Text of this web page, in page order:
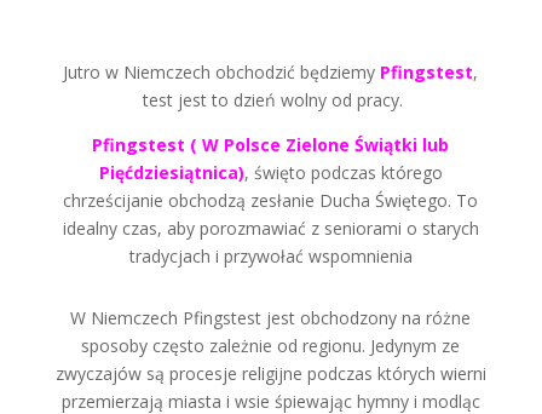
Jutro w Niemczech obchodzić będziemy Pfingstest,
test jest to dzień wolny od pracy.
Pfingstest ( W Polsce Zielone Świątki lub
Pięćdziesiątnica), święto podczas którego
chrześcijanie obchodzą zesłanie Ducha Świętego. To
idealny czas, aby porozmawiać z seniorami o starych
tradycjach i przywołać wspomnienia
W Niemczech Pfingstest jest obchodzony na różne
sposoby często zależnie od regionu. Jedynym ze
zwyczajów są procesje religijne podczas których wierni
przemierzają miasta i wsie śpiewając hymny i modląc